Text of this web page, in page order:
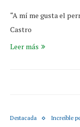
“A mí me gusta el
Castro
Leer más
Destacada Increíble